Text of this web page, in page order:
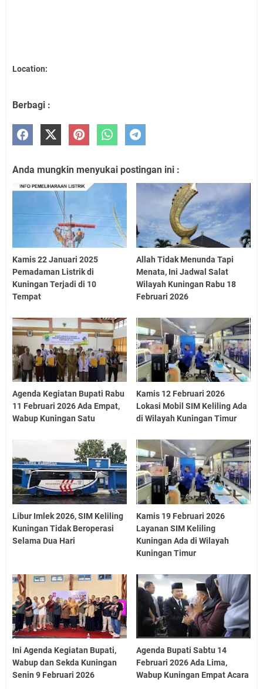
Location:
Berbagi :
Anda mungkin menyukai postingan ini :
Kamis 22 Januari 2025
Pemadaman Listrik di
Kuningan Terjadi di 10
Tempat
Allah Tidak Menunda Tapi
Menata, Ini Jadwal Salat
Wilayah Kuningan Rabu 18
Februari 2026
Agenda Kegiatan Bupati Rabu
11 Februari 2026 Ada Empat,
Wabup Kuningan Satu
Kamis 12 Februari 2026
Lokasi Mobil SIM Keliling Ada
di Wilayah Kuningan Timur
Libur Imlek 2026, SIM Keliling
Kuningan Tidak Beroperasi
Selama Dua Hari
Kamis 19 Februari 2026
Layanan SIM Keliling
Kuningan Ada di Wilayah
Kuningan Timur
Ini Agenda Kegiatan Bupati,
Wabup dan Sekda Kuningan
Senin 9 Februari 2026
Agenda Bupati Sabtu 14
Februari 2026 Ada Lima,
Wabup Kuningan Empat Acara